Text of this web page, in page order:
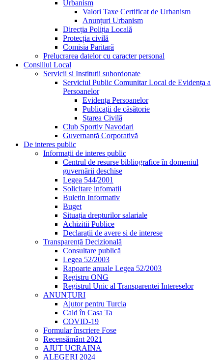
Urbanism
Valori Taxe Certificat de Urbanism
Anunțuri Urbanism
Direcția Poliția Locală
Protecția civilă
Comisia Paritară
Prelucrarea datelor cu caracter personal
Consiliul Local
Servicii si Institutii subordonate
Serviciul Public Comunitar Local de Evidența a
Persoanelor
Evidența Persoanelor
Publicații de căsătorie
Starea Civilă
Club Sportiv Navodari
Guvernanță Corporativă
De interes public
Informații de interes public
Centrul de resurse bibliografice în domeniul
guvernării deschise
Legea 544/2001
Solicitare infomatii
Buletin Informativ
Buget
Situația drepturilor salariale
Achizitii Publice
Declarații de avere si de interese
Transparență Decizională
Consultare publică
Legea 52/2003
Rapoarte anuale Legea 52/2003
Registru ONG
Registrul Unic al Transparentei Intereselor
ANUNȚURI
Ajutor pentru Turcia
Cald în Casa Ta
COVID-19
Formular înscriere Fose
Recensământ 2021
AJUT UCRAINA
ALEGERI 2024